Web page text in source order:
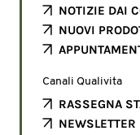
NOTIZIE DAI
NUOVI
Canali Qualivita
RASSEGNA
NEWSLETTER